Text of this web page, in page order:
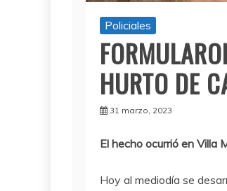
Policiales
HURTO DE
31 marzo, 2023
El hecho ocurrió en Villa
Hoy al mediodía se